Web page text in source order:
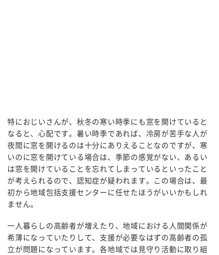
特におじいさんが、秋冬の寒い時季にも窓を開けていると
なると、心配です。暑い時季であれば、冷房が苦手な人が
夜間に窓を開けるのは十分にありえることなのですが、寒
いのに窓を開けている場合は、季節の感覚がない、あるい
は窓を開けていることを忘れてしまっているといったこと
が考えられるので、認知症が疑われます。この場合は、最
初から地域包括支援センターに任せたほうがいいかもしれ
ません。
一人暮らしの高齢者が増えたり、地域における人間関係が
希薄になっていたりして、支援が必要なはずの高齢者の孤
立が問題になっています。各地域では見守り活動に取り組